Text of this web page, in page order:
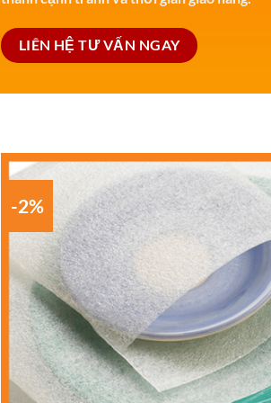
LIÊN HỆ TƯ VẤN NGAY
-2%